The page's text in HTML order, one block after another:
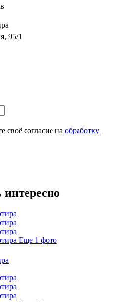
95/1
своё согласие на обработку
Еще 1 фото